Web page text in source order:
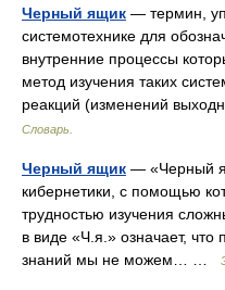
Черный ящик — термин,
системотехнике для
внутренние процессы
метод изучения таких
реакций (изменений
Словарь.
Черный ящик — «Черный
кибернетики, с помощью
трудностью изучения
в виде «Ч.я.» означает,
знаний мы не можем… …